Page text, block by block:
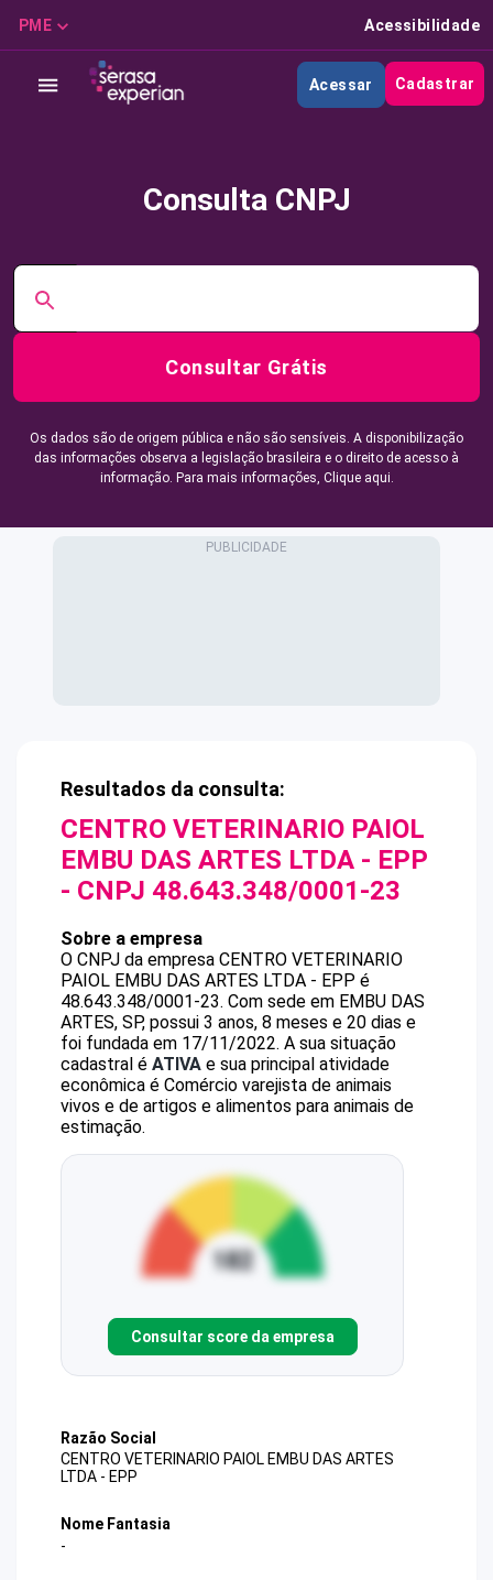
PME Acessibilidade
Acessar Cadastrar
Consulta CNPJ
Consultar Grátis
Os dados são de origem pública e não são sensíveis. A disponibilização
das informações observa a legislação brasileira e o direito de acesso à
informação. Para mais informações, Clique aqui.
Resultados da consulta:
CENTRO VETERINARIO PAIOL
EMBU DAS ARTES LTDA - EPP
- CNPJ 48.643.348/0001-23
Sobre a empresa
O CNPJ da empresa CENTRO VETERINARIO
PAIOL EMBU DAS ARTES LTDA - EPP é
48.643.348/0001-23. Com sede em EMBU DAS
ARTES, SP, possui 3 anos, 8 meses e 20 dias e
foi fundada em 17/11/2022. A sua situação
cadastral é ATIVA e sua principal atividade
econômica é Comércio varejista de animais
vivos e de artigos e alimentos para animais de
estimação.
Consultar score da empresa
Razão Social
CENTRO VETERINARIO PAIOL EMBU DAS ARTES
LTDA - EPP
Nome Fantasia
-